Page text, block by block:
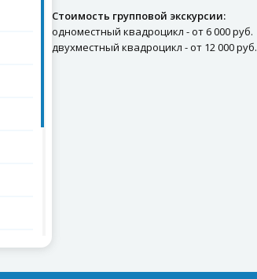
Стоимость групповой экскурсии:
одноместный квадроцикл - от 6 000 руб.
двухместный квадроцикл - от 12 000 руб.